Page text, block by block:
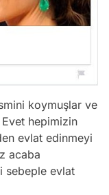
koymuşlar ve
hepimizin
evlat edinmeyi
acaba
sebeple evlat